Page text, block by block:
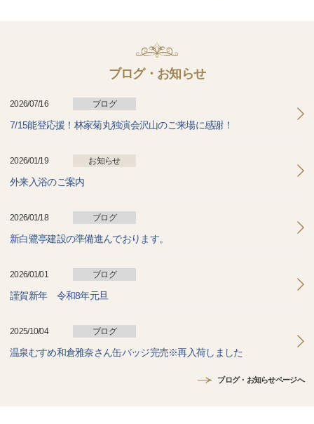
ブログ・お知らせ
2026/07/16 ブログ
7/15能登応援！林家菊丸独演会沢山のご来場に感謝！
2026/01/19 お知らせ
外来入浴のご案内
2026/01/18 ブログ
新白鷺亭建設の準備進んでおります。
2026/01/01 ブログ
謹賀新年 令和8年元旦
2025/10/04 ブログ
温泉むすめ和倉雅奈さん缶バッジ完売※再入荷しました
ブログ・お知らせページへ